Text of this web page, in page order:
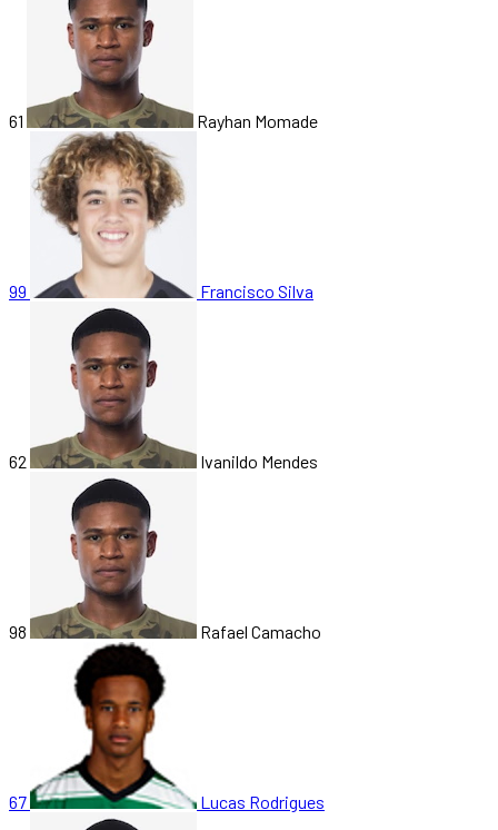
61 Rayhan Momade
99 Francisco Silva
62 Ivanildo Mendes
98 Rafael Camacho
67 Lucas Rodrigues